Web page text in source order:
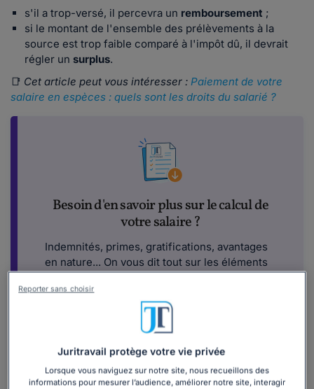
s'il a trop-versé, il percevra un remboursement ;
si le montant de l'ensemble des prélèvements à la
source est trop faible comparé à l'impôt dû, il devrait
régler un surplus.
📑 Cet article peut vous intéresser : Paiement de votre
salaire en espèces : quels sont les droits du salarié ?
Besoin d'en savoir plus sur le calcul de
votre salaire ?
Indemnités, primes, gratifications, avantages
en nature... On vous dit tout sur les éléments
modalités de calcul dans notre dossier spécial
Juritravail protège votre vie privée
Lorsque vous naviguez sur notre site, nous recueillons des
informations pour mesurer l’audience, améliorer notre site, interagir
Reporter sans choisir